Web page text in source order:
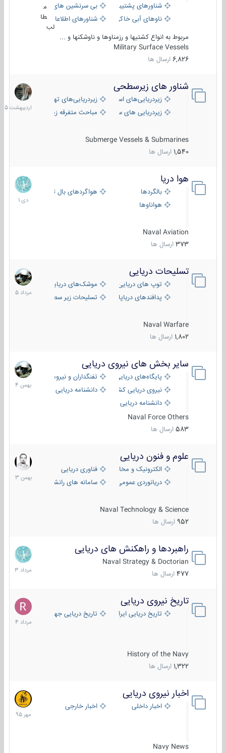
شناورهای پشتیبانی
بی سرنشین های دریایی
ناوهای آبی خاکی و نیروبرشناورهای اطلاعاتی و جاسوسی
طا
لب
مربوط به انواع کشتیها و رزمناوها و ناوشکنها و ...
Military Surface Vessels
6,826 ارسال ها
شناور های زیرسطحی
زیردریایی‌های استراتژیکزیردریایی‌های تهاجمی
زیردریایی های سبک
مباحث متفرقه زیرسطحی
Submerge Vessels & Submarines
1,540 ارسال ها
31
1405
هوا دریا
بالگردها
هواگردهای بال ثابت
هواناوها
Naval Aviation
373 ارسال ها
12
دی
1401
تسلیحات دریایی
توپ های دریایی
موشک‌های دریایی
پدافندهای دریاپایه
تسلیحات زیر سطحی
Naval Warfare
1,802 ارسال ها
2
مرداد
1405
سایر بخش های نیروی دریایی
پایگاه‌های دریایی
تفنگداران و نیروهای ویژه‌ی دریایی
نیروی دریایی کشورهای مختلفدانشنامه دریایی
دانشنامه دریایی کپی
Naval Force Others
583 ارسال ها
22
بهمن
1404
علوم و فنون دریایی
الکترونیک و مخابرات دریاییفناوری دریایی
دریانوردی عمومی
سامانه های رانشی دریایی
Naval Technology & Science
952 ارسال ها
6
بهمن
1403
راهبردها و راهکنش های دریایی
Naval Strategy & Doctorian
477 ارسال ها
2
مرداد
1403
تاریخ نیروی دریایی
تاریخ دریایی ایران تاریخ دریایی جهان
History of the Navy
1,322 ارسال ها
16
مرداد
1404
اخبار نیروی دریایی
اخبار داخلی اخبار خارجی
Navy News
27
مهر
1395